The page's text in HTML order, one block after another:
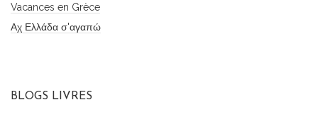
Vacances en Grèce
Αχ Ελλάδα σ'αγαπώ
BLOGS LIVRES